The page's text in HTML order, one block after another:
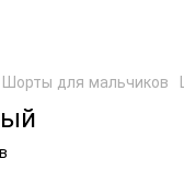
Шорты для мальчиков